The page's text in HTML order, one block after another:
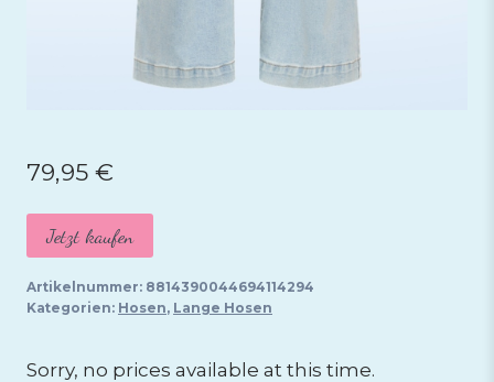
79,95 €
Jetzt kaufen
Artikelnummer: 8814390044694114294
Kategorien: Hosen, Lange Hosen
Sorry, no prices available at this time.